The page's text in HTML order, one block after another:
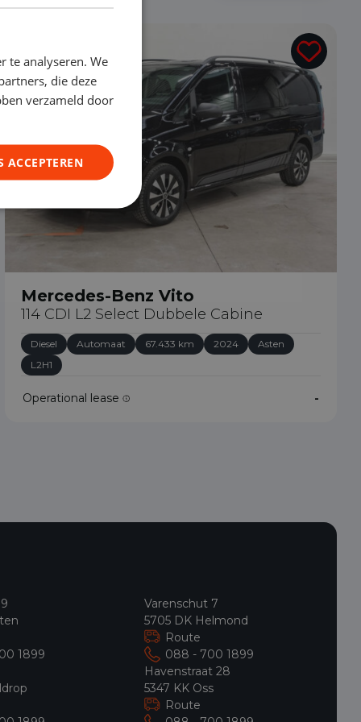
Mercedes-Benz Vito
114 CDI L2 Select Dubbele Cabine
Diesel Automaat 67.433 km 2024
Asten
L2H1
Operational lease -
1899
Varenschut 7
5705 DK Helmond
Route
088 - 700 1899
Havenstraat 28
5347 KK Oss
Route
te analyseren. We
die deze
verzameld door
ACCEPTEREN